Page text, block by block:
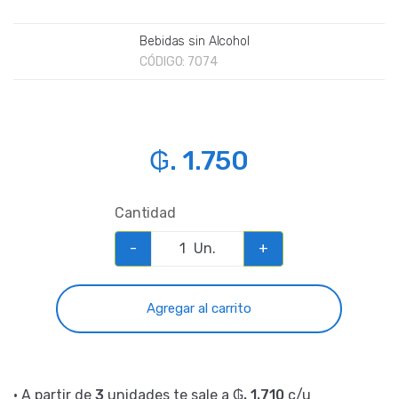
Bebidas sin Alcohol
CÓDIGO: 7074
₲. 1.750
Cantidad
- Un. +
Agregar al carrito
• A partir de 3 unidades te sale a ₲. 1.710 c/u